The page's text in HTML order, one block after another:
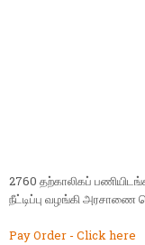
2760 தற்காலிகப்
நீட்டிப்பு வழங்கி அரசாணை
Pay Order - Click here